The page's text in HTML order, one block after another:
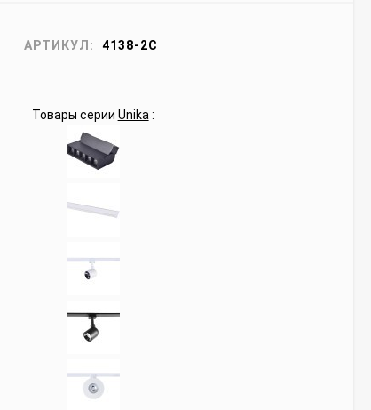
АРТИКУЛ: 4138-2C
Товары серии Unika :